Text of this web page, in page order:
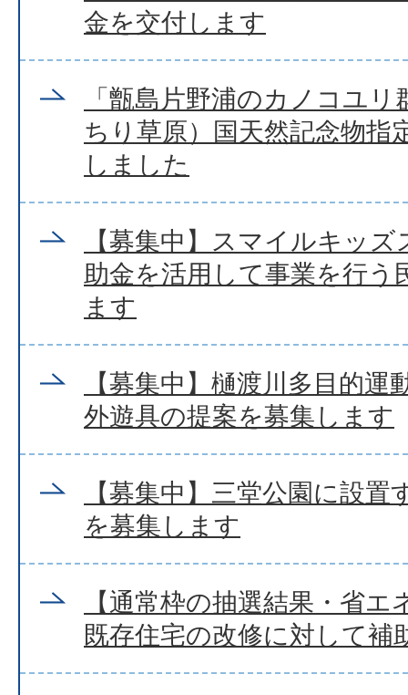
金を交付します
「甑島片野浦のカノコユ
ちり草原）国天然記念物指
しました
【募集中】スマイルキッ
助金を活用して事業を行う
ます
【募集中】樋渡川多目的
外遊具の提案を募集します
【募集中】三堂公園に設
を募集します
【通常枠の抽選結果・省
既存住宅の改修に対して補